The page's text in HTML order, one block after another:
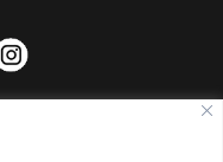
PUBBLICITA'
su questo Blog: